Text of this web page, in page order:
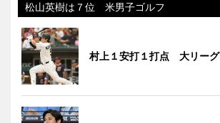
松山英樹は７位 米男子ゴルフ
村上１安打１打点 大リーグ